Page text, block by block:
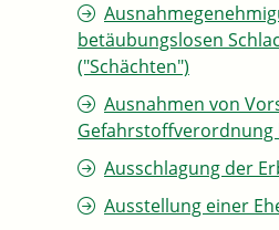
betäubungslosen
("Schächten")
Ausnahmen von
Gefahrstoffverordnung
Ausschlagung der
Ausstellung einer